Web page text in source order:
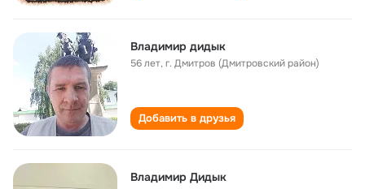
Владимир дидык
56 лет,г. Дмитров (Дмитровский район)
Добавить в друзья
Владимир Дидык